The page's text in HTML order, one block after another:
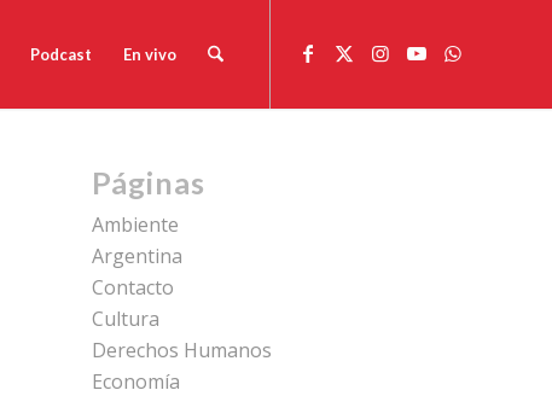
Podcast En vivo
Páginas
Ambiente
Argentina
Contacto
Cultura
Derechos Humanos
Economía